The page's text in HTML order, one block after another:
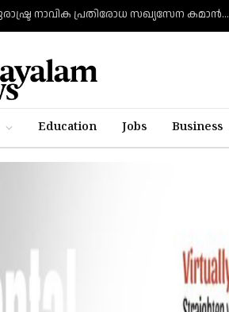
റിയര്‍ അഡ്മിറല്‍ അബ്ദുല്ല അല്‍ശഹ്രി ബഹുരാഷ്ട്ര നാവിക പ്രതിരോധ സഖ്യസേന കമാന്‍ഡര്‍
Education Jobs Business